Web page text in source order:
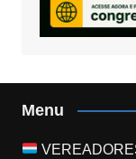
Menu